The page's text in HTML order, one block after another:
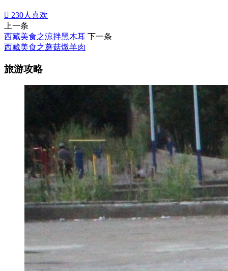
 230人喜欢
上一条
西藏美食之涼拌黑木耳 下一条
西藏美食之蘑菇燉羊肉
旅游攻略